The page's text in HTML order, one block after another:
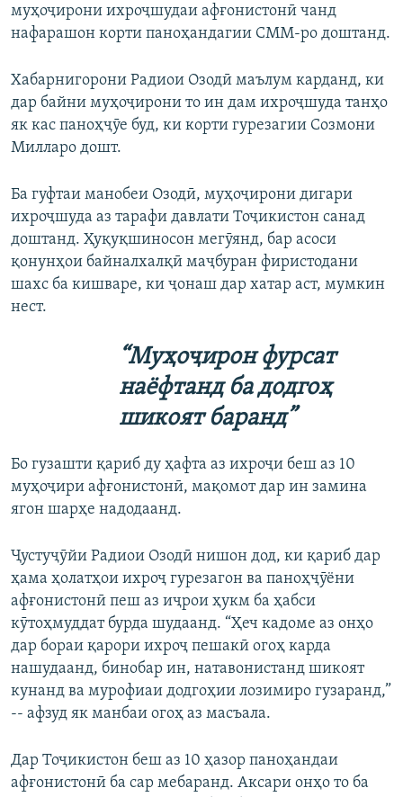
муҳоҷирони ихроҷшудаи афғонистонӣ чанд
нафарашон корти паноҳандагии СММ-ро доштанд.
Хабарнигорони Радиои Озодӣ маълум карданд, ки
дар байни муҳоҷирони то ин дам ихроҷшуда танҳо
як кас паноҳҷӯе буд, ки корти гурезагии Созмони
Милларо дошт.
Ба гуфтаи манобеи Озодӣ, муҳоҷирони дигари
ихроҷшуда аз тарафи давлати Тоҷикистон санад
доштанд. Ҳуқуқшиносон мегӯянд, бар асоси
қонунҳои байналхалқӣ маҷбуран фиристодани
шахс ба кишваре, ки ҷонаш дар хатар аст, мумкин
нест.
“Муҳоҷирон фурсат
наёфтанд ба додгоҳ
шикоят баранд”
Бо гузашти қариб ду ҳафта аз ихроҷи беш аз 10
муҳоҷири афғонистонӣ, мақомот дар ин замина
ягон шарҳе надодаанд.
Ҷустуҷӯйи Радиои Озодӣ нишон дод, ки қариб дар
ҳама ҳолатҳои ихроҷ гурезагон ва паноҳҷӯёни
афғонистонӣ пеш аз иҷрои ҳукм ба ҳабси
кӯтоҳмуддат бурда шудаанд. “Ҳеч кадоме аз онҳо
дар бораи қарори ихроҷ пешакӣ огоҳ карда
нашудаанд, бинобар ин, натавонистанд шикоят
кунанд ва мурофиаи додгоҳии лозимиро гузаранд,”
-- афзуд як манбаи огоҳ аз масъала.
Дар Тоҷикистон беш аз 10 ҳазор паноҳандаи
афғонистонӣ ба сар мебаранд. Аксари онҳо то ба